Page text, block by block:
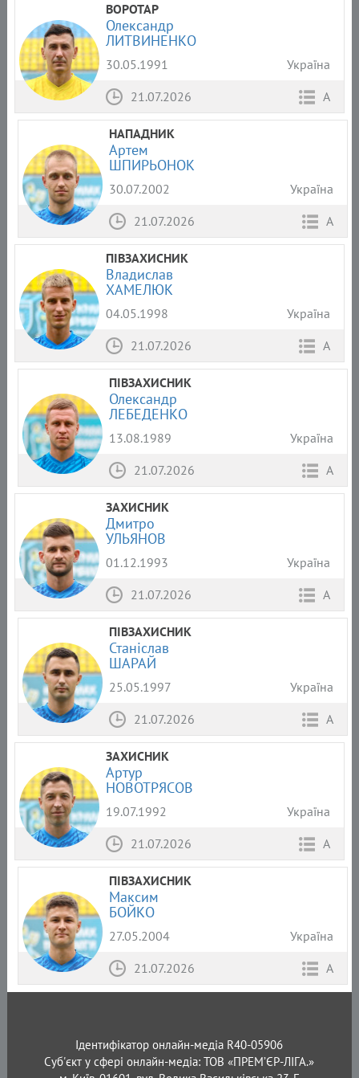
ВОРОТАР
Олександр
ЛИТВИНЕНКО
30.05.1991
Україна
21.07.2026
А
НАПАДНИК
Артем
ШПИРЬОНОК
30.07.2002
Україна
21.07.2026
А
ПІВЗАХИСНИК
Владислав
ХАМЕЛЮК
04.05.1998
Україна
21.07.2026
А
ПІВЗАХИСНИК
Олександр
ЛЕБЕДЕНКО
13.08.1989
Україна
21.07.2026
А
ЗАХИСНИК
Дмитро
УЛЬЯНОВ
01.12.1993
Україна
21.07.2026
А
ПІВЗАХИСНИК
Станіслав
ШАРАЙ
25.05.1997
Україна
21.07.2026
А
ЗАХИСНИК
Артур
НОВОТРЯСОВ
19.07.1992
Україна
21.07.2026
А
ПІВЗАХИСНИК
Максим
БОЙКО
27.05.2004
Україна
21.07.2026
А
Ідентифікатор онлайн-медіа R40-05906
Суб'єкт у сфері онлайн-медіа: ТОВ «ПРЕМ’ЄР-ЛІГА.»